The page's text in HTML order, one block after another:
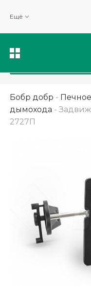
Ещё
Бобр добр -
дымохода -
2727П
Мы используем файлы
для получения данных с
качества рекомендаций
персонализированного